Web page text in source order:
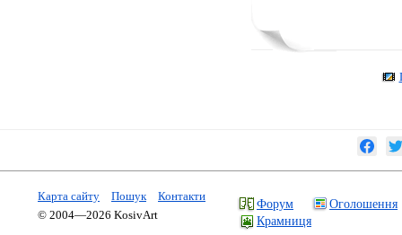
Карта сайту Пошук
Контакти
© 2004—2026 KosivArt
Форум
Оголошення
Крамниця